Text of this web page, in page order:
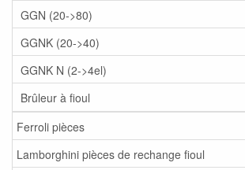
GGN (20->80)
GGNK (20->40)
GGNK N (2->4el)
Brûleur à fioul
Ferroli pièces
Lamborghini pièces de rechange fioul